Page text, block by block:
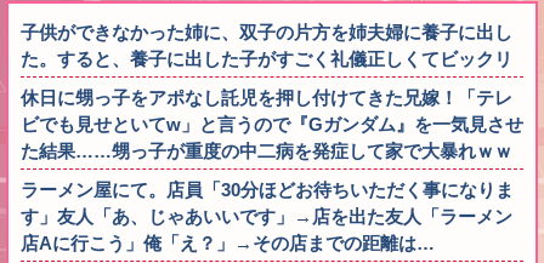
した
子供ができなかった姉に、双子の片方を姉夫婦に養子に出し
た。すると、養子に出した子がすごく礼儀正しくてビックリ
休日に甥っ子をアポなし託児を押し付けてきた兄嫁！「テレ
ビでも見せといてw」と言うので『Gガンダム』を一気見させ
た結果……甥っ子が重度の中二病を発症して家で大暴れｗｗ
ラーメン屋にて。店員「30分ほどお待ちいただく事になりま
す」友人「あ、じゃあいいです」→店を出た友人「ラーメン
店Aに行こう」俺「え？」→その店までの距離は…